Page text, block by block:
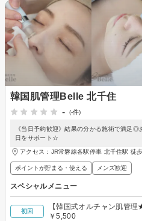
韓国肌管理Belle 北千住
-
(-件)
《当日予約歓迎》結果の分かる施術で満足◎
日をサポート☆
アクセス：JR常磐線各駅停車 北千住駅 徒
ポイントが貯まる・使える メンズ歓迎
スペシャルメニュー
初回
【韓国式オルチャン肌管
￥5,500